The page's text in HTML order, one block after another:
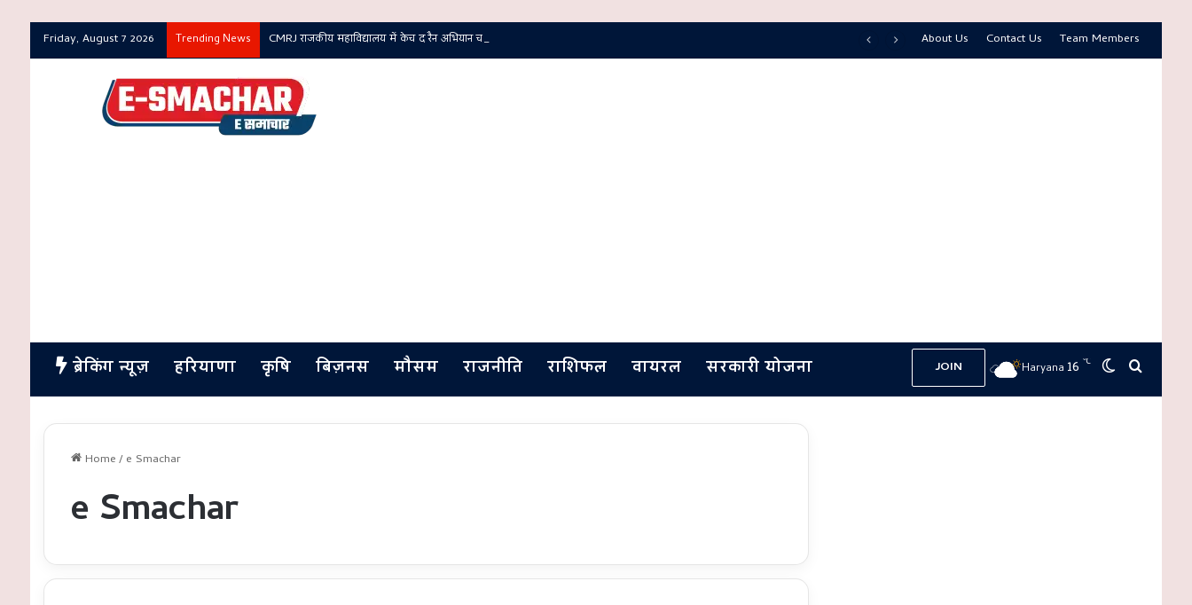
Friday, August 7 2026 Trending News CMRJ राजकीय महाविद्यालय में केच द रैन अभियान चलाया गया About Us Contact Us Team Members
ब्रेकिंग न्यूज़ हरियाणा कृषि बिज़नस मौसम राजनीति राशिफल वायरल सरकारी योजना JOIN Haryana 16℃ Switch skin
Search
Home/ e Smachar
e Smachar